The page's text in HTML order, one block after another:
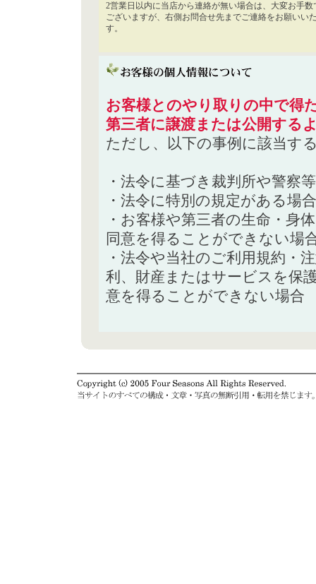
2営業日以内に当店から連絡が無い場合は、大変お手数
ございますが、右側お問合せ先までご連絡をお願いい
す。
お客様とのやり取りの中で得
第三者に譲渡または公開する
ただし、以下の事例に該当す
・法令に基づき裁判所や警察
・法令に特別の規定がある場合
・お客様や第三者の生命・身
同意を得ることができない場
・法令や当社のご利用規約・
利、財産またはサービスを保
意を得ることができない場合